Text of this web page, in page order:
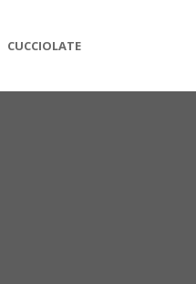
CUCCIOLATE